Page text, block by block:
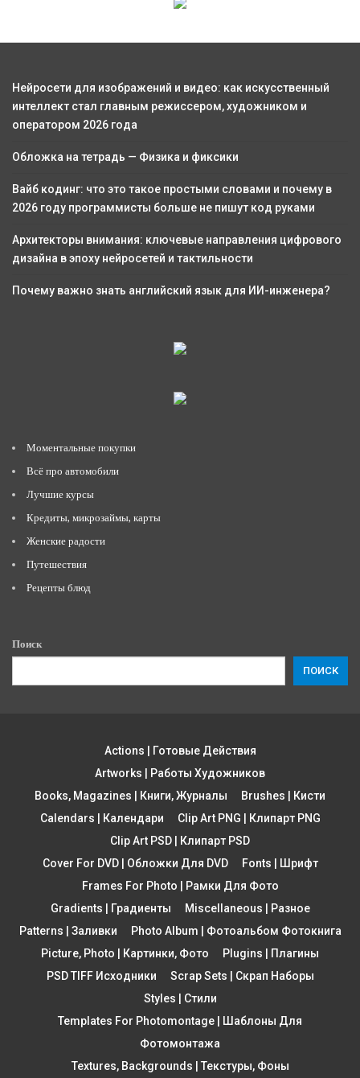
Нейросети для изображений и видео: как искусственный
интеллект стал главным режиссером, художником и
оператором 2026 года
Обложка на тетрадь — Физика и фиксики
Вайб кодинг: что это такое простыми словами и почему в
2026 году программисты больше не пишут код руками
Архитекторы внимания: ключевые направления цифрового
дизайна в эпоху нейросетей и тактильности
Почему важно знать английский язык для ИИ-инженера?
Моментальные покупки
Всё про автомобили
Лучшие курсы
Кредиты, микрозаймы, карты
Женские радости
Путешествия
Рецепты блюд
Поиск
ПОИСК
Actions | Готовые Действия
Artworks | Работы Художников
Books, Magazines | Книги, Журналы
Brushes | Кисти
Calendars | Календари
Clip Art PNG | Клипарт PNG
Clip Art PSD | Клипарт PSD
Cover For DVD | Обложки Для DVD
Fonts | Шрифт
Frames For Photo | Рамки Для Фото
Gradients | Градиенты
Miscellaneous | Разное
Patterns | Заливки
Photo Album | Фотоальбом Фотокнига
Picture, Photo | Картинки, Фото
Plugins | Плагины
PSD TIFF Исходники
Scrap Sets | Скрап Наборы
Styles | Стили
Templates For Photomontage | Шаблоны Для
Фотомонтажа
Textures, Backgrounds | Текстуры, Фоны